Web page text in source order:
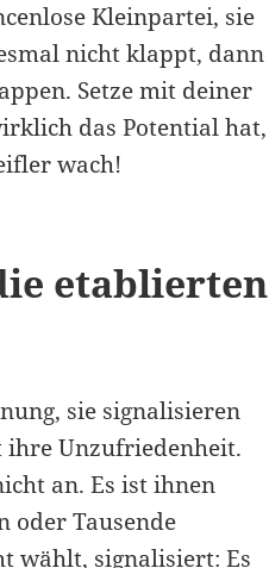
Kleinpartei, sie
nicht klappt, dann
Setze mit deiner
das Potential hat,
wach!
etablierten
sie signalisieren
Unzufriedenheit.
an. Es ist ihnen
oder Tausende
wählt, signalisiert: Es